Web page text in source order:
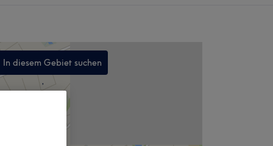
In diesem Gebiet suchen
,